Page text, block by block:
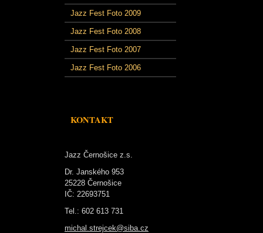
Jazz Fest Foto 2009
Jazz Fest Foto 2008
Jazz Fest Foto 2007
Jazz Fest Foto 2006
KONTAKT
Jazz Černošice z.s.
Dr. Janského 953
25228 Černošice
IČ: 22693751
Tel.: 602 613 731
michal.strejcek@siba.cz